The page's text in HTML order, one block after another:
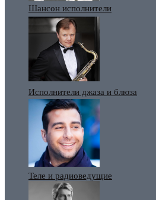
Шансон исполнители
Исполнители джаза и блюза
Теле и радиоведущие